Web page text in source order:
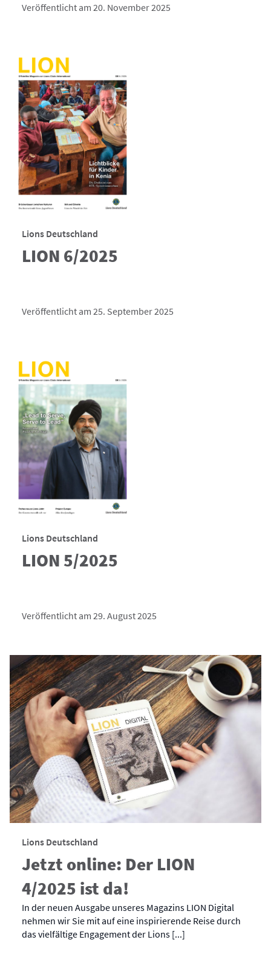
Veröffentlicht am 20. November 2025
Lions Deutschland
LION 6/2025
Veröffentlicht am 25. September 2025
Lions Deutschland
LION 5/2025
Veröffentlicht am 29. August 2025
Lions Deutschland
Jetzt online: Der LION
4/2025 ist da!
In der neuen Ausgabe unseres Magazins LION Digital
nehmen wir Sie mit auf eine inspirierende Reise durch
das vielfältige Engagement der Lions [...]